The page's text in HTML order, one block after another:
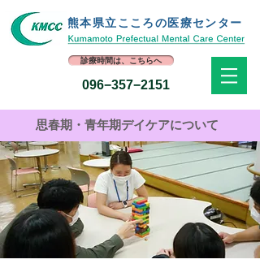
熊本県立​こころの医療センター
診療時間は、こちらへ
096−357−2151
​思春期・青年期デイケアについて